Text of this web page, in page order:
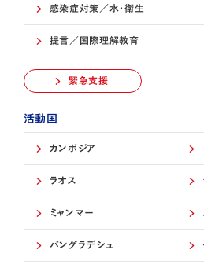
感染症対策／水・衛生
提言／国際理解教育
緊急支援
活動国
カンボジア
ラオス
ミャンマー
バングラデシュ